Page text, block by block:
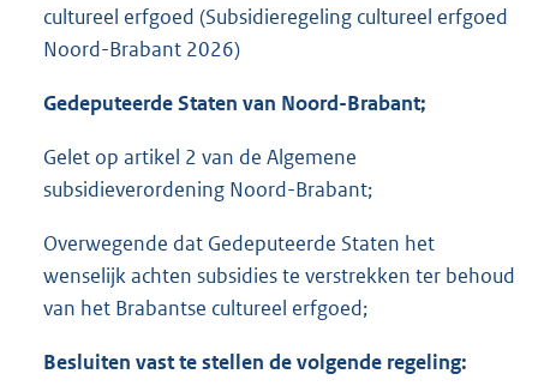
cultureel erfgoed (Subsidieregeling cultureel erfgoed
Noord-Brabant 2026)
Gedeputeerde Staten van Noord-Brabant;
Gelet op artikel 2 van de Algemene
subsidieverordening Noord-Brabant;
Overwegende dat Gedeputeerde Staten het
wenselijk achten subsidies te verstrekken ter behoud
van het Brabantse cultureel erfgoed;
Besluiten vast te stellen de volgende regeling: